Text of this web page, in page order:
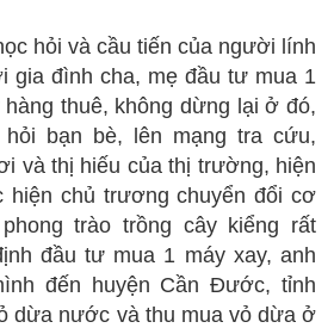
hỏi và cầu tiến của người lính
gia đình cha, mẹ đầu tư mua 1
thuê, không dừng lại ở đó,
bạn bè, lên mạng tra cứu,
và thị hiếu của thị trường, hiện
chủ trương chuyển đổi cơ
trào trồng cây kiểng rất
đầu tư mua 1 máy xay, anh
đến huyện Cần Đước, tỉnh
dừa nước và thu mua vỏ dừa ở